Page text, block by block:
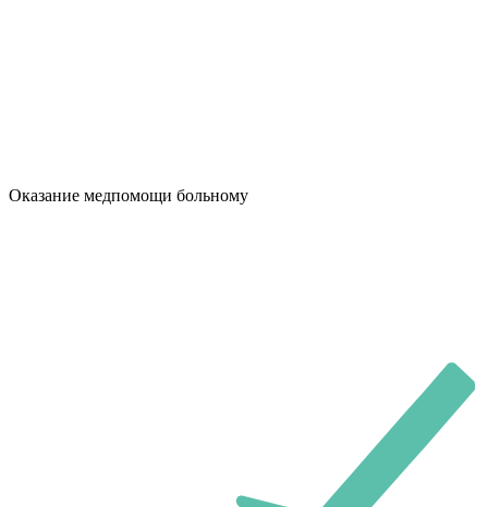
Оказание медпомощи больному